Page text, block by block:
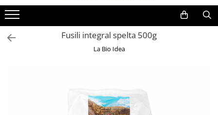
ULEIURI ȘI UNTURI
MĂSLINE
NUCI ȘI SEMINȚE
FRUCTE DESHIDRATATE
Fusili integral spelta 500g
La Bio Idea